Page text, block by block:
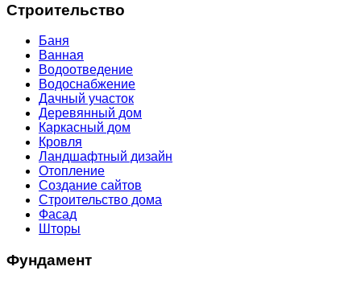
Строительство
Баня
Ванная
Водоотведение
Водоснабжение
Дачный участок
Деревянный дом
Каркасный дом
Кровля
Ландшафтный дизайн
Отопление
Создание сайтов
Строительство дома
Фасад
Шторы
Фундамент